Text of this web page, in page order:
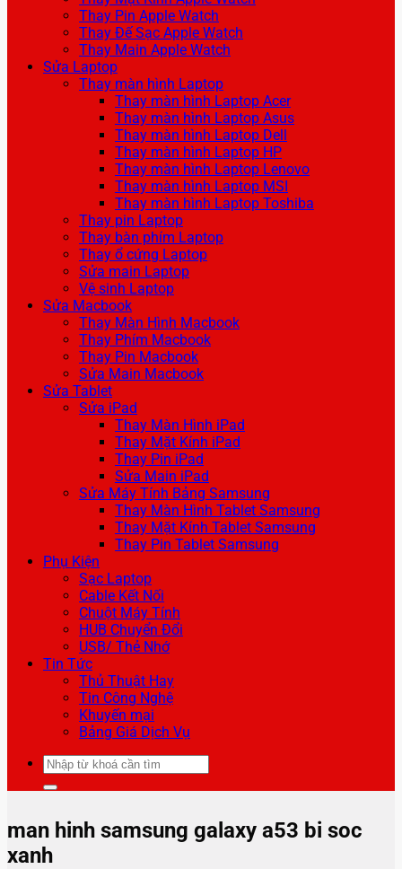
Thay Pin Apple Watch
Thay Đế Sạc Apple Watch
Thay Main Apple Watch
Sửa Laptop
Thay màn hình Laptop
Thay màn hình Laptop Acer
Thay màn hình Laptop Asus
Thay màn hình Laptop Dell
Thay màn hình Laptop HP
Thay màn hình Laptop Lenovo
Thay màn hình Laptop MSI
Thay màn hình Laptop Toshiba
Thay pin Laptop
Thay bàn phím Laptop
Thay ổ cứng Laptop
Sửa main Laptop
Vệ sinh Laptop
Sửa Macbook
Thay Màn Hình Macbook
Thay Phím Macbook
Thay Pin Macbook
Sửa Main Macbook
Sửa Tablet
Sửa iPad
Thay Màn Hình iPad
Thay Mặt Kính iPad
Thay Pin iPad
Sửa Main iPad
Sửa Máy Tính Bảng Samsung
Thay Màn Hình Tablet Samsung
Thay Mặt Kính Tablet Samsung
Thay Pin Tablet Samsung
Phụ Kiện
Sạc Laptop
Cable Kết Nối
Chuột Máy Tính
HUB Chuyển Đổi
USB/ Thẻ Nhớ
Tin Tức
Thủ Thuật Hay
Tin Công Nghệ
Khuyến mại
Bảng Giá Dịch Vụ
Tìm
kiếm:
man hinh samsung galaxy a53 bi soc
xanh